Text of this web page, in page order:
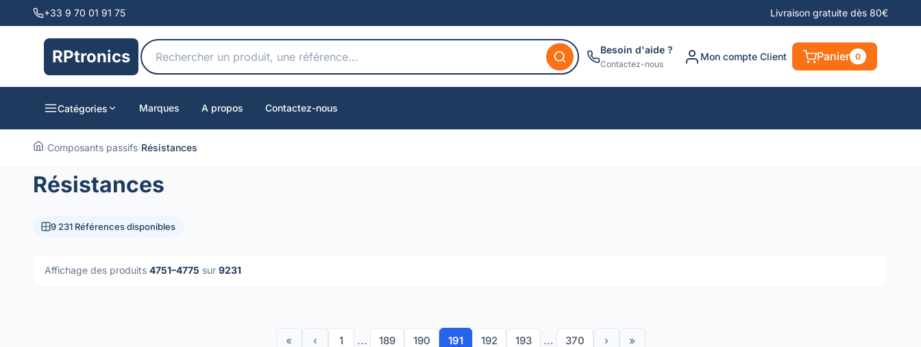
+33 9 70 01 91 75 Livraison gratuite dès 80€
RPtronics Besoin d'aide ?
Contactez-nous
Mon compte Client Panier 0
Catégories Marques A propos Contactez-nous
›Composants passifs›Résistances
Résistances
9 231 Références disponibles
Affichage des produits 4751–4775 sur 9231
« ‹ 1 ... 189 190 191 192 193 ... 370 › »